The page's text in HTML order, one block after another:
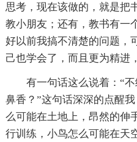
思考，现在该做的，就是把
教小朋友；还有，教书有一
好以前我搞不清楚的问题，
己也学会了，而且更为精进
有一句话这么说着：“
鼻香？”这句话深深的点醒
么可能在土地上，昂然的伸
行训练，小鸟怎么可能在天